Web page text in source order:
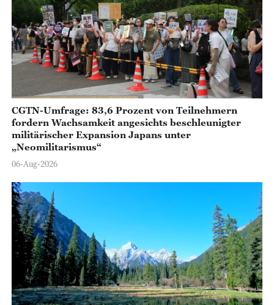
CGTN-Umfrage: 83,6 Prozent von Teilnehmern
fordern Wachsamkeit angesichts beschleunigter
militärischer Expansion Japans unter
„Neomilitarismus“
06-Aug-2026